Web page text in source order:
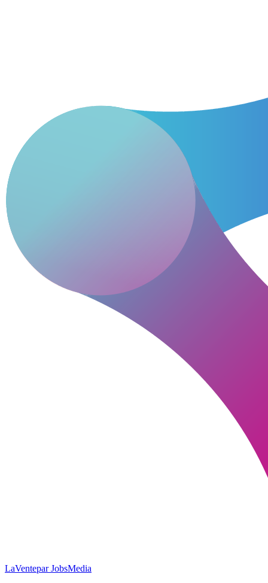
LaVentepar JobsMedia